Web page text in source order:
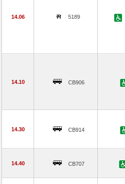
14.06 5189
14.10 CB906
14.30 CB914
14.40 CB707